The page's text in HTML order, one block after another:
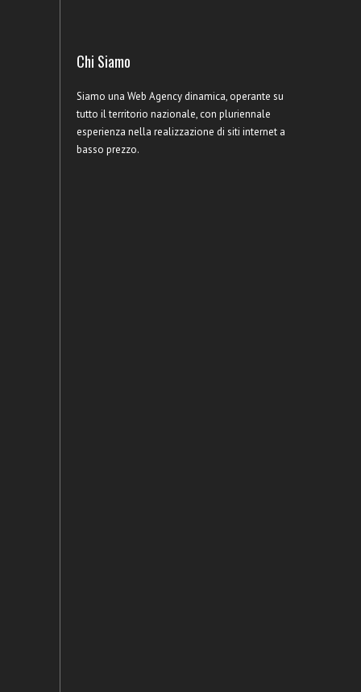
Chi Siamo
Siamo una Web Agency dinamica, operante su
tutto il territorio nazionale, con pluriennale
esperienza nella realizzazione di siti internet a
basso prezzo.